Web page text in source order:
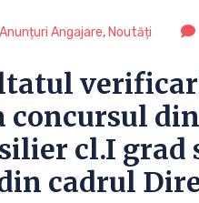
Anunțuri Angajare, Noutăți
cl.I
cadrul